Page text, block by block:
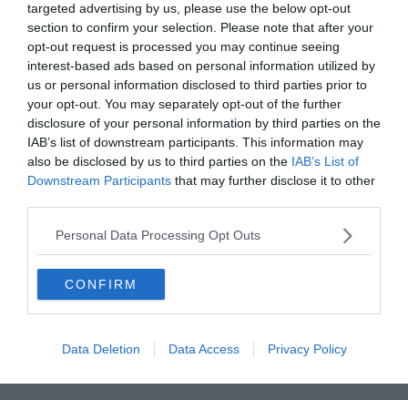
targeted advertising by us, please use the below opt-out
section to confirm your selection. Please note that after your
opt-out request is processed you may continue seeing
interest-based ads based on personal information utilized by
us or personal information disclosed to third parties prior to
your opt-out. You may separately opt-out of the further
disclosure of your personal information by third parties on the
IAB’s list of downstream participants. This information may
also be disclosed by us to third parties on the IAB’s List of
Downstream Participants that may further disclose it to other
Personal Data Processing Opt Outs
CONFIRM
Data Deletion Data Access Privacy Policy
agytekervényeidet, csak nézz körül nálunk
éstovábbi érdekes napi játékokat találhatsz.